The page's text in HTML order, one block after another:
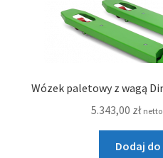
Wózek paletowy z wagą
5.343,00 zł netto
Dodaj